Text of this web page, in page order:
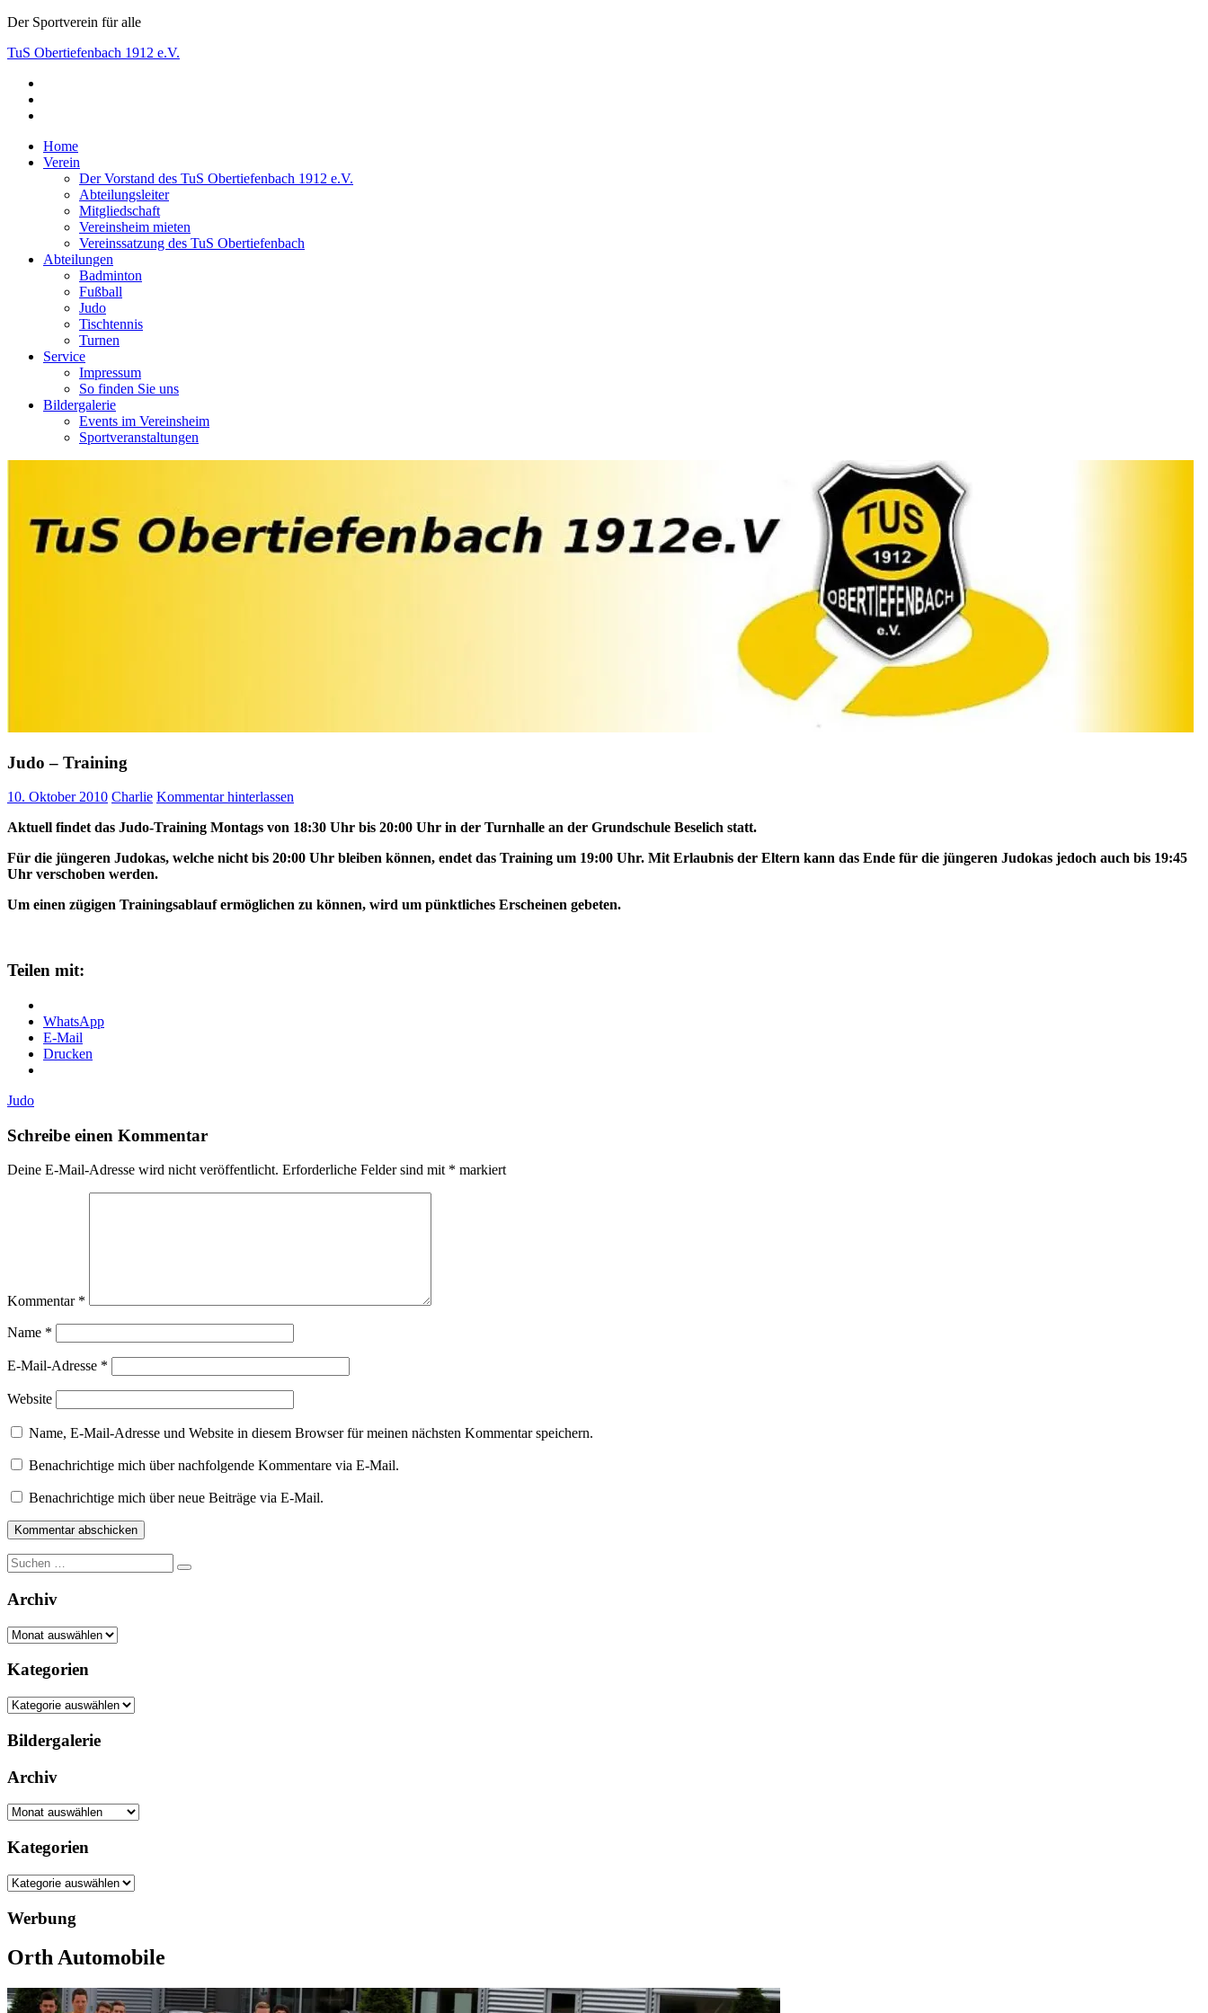
Skip
content
Der Sportverein für alle
TuS Obertiefenbach 1912 e.V.
Der Sportverein für alle
Home
Verein
Der Vorstand des TuS Obertiefenbach 1912 e.V.
Abteilungsleiter
Mitgliedschaft
Vereinsheim mieten
Vereinssatzung des TuS Obertiefenbach
Abteilungen
Badminton
Fußball
Judo
Tischtennis
Turnen
Service
Impressum
So finden Sie uns
Bildergalerie
Events im Vereinsheim
Sportveranstaltungen
Judo – Training
10. Oktober 2010 Charlie Kommentar hinterlassen
Aktuell findet das Judo-Training Montags von 18:30 Uhr bis 20:00 Uhr in der Turnhalle an der Grundschule Beselich statt.
Für die jüngeren Judokas, welche nicht bis 20:00 Uhr bleiben können, endet das Training um 19:00 Uhr. MitErlaubnis der Eltern kann das Ende für die jüngeren Judokas jedoch auch bis 19:45
Uhr verschoben werden.
Um einen zügigen Trainingsablauf ermöglichen zu können, wird um pünktliches Erscheinen gebeten.
Teilen mit:
WhatsApp
E-Mail
Drucken
Judo
Schreibe einen Kommentar
Deine E-Mail-Adresse wird nicht veröffentlicht. Erforderliche Felder sind mit * markiert
Kommentar *
Name *
E-Mail-Adresse *
Website
Name, E-Mail-Adresse und Website in diesem Browser für meinen nächsten Kommentar speichern.
Benachrichtige mich über nachfolgende Kommentare via E-Mail.
Benachrichtige mich über neue Beiträge via E-Mail.
Suche
nach:
Archiv
Archiv
Kategorien
Kategorien
Bildergalerie
Archiv
Archiv
Kategorien
Kategorien
Werbung
Orth Automobile